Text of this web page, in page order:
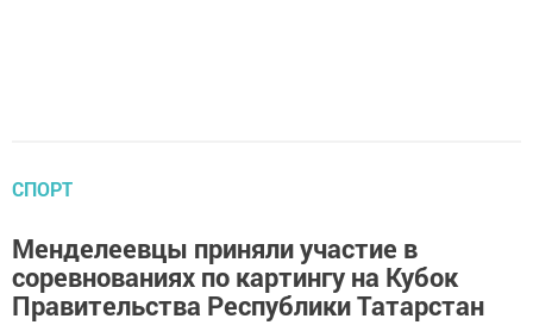
СПОРТ
Менделеевцы приняли участие в
соревнованиях по картингу на Кубок
Правительства Республики Татарстан